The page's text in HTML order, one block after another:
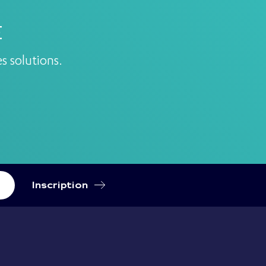
solutions.
Inscription